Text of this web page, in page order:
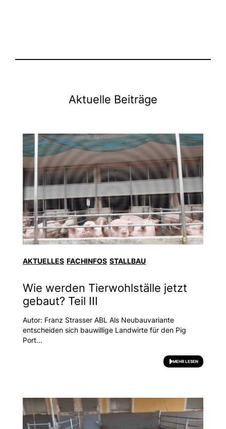
Aktuelle Beiträge
AKTUELLES FACHINFOS STALLBAU
Wie werden Tierwohlställe jetzt
gebaut? Teil III
Autor: Franz Strasser ABL Als Neubauvariante
entscheiden sich bauwillige Landwirte für den Pig
Port...
MEHR LESEN